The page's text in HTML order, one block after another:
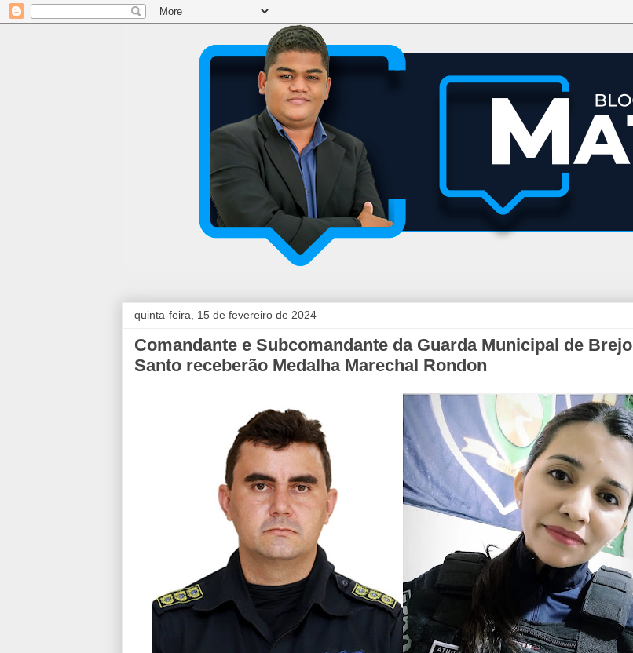
quinta-feira, 15 de fevereiro de 2024
Comandante e Subcomandante da Guarda Municipal de Brejo
Santo receberão Medalha Marechal Rondon